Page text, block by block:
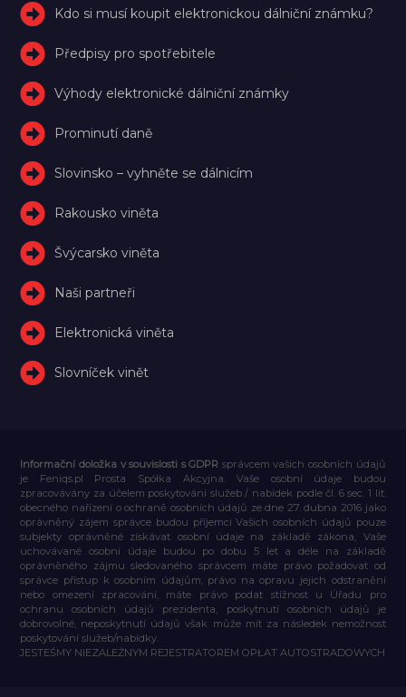
Kdo si musí koupit elektronickou dálniční známku?
Předpisy pro spotřebitele
Výhody elektronické dálniční známky
Prominutí daně
Slovinsko – vyhněte se dálnicím
Rakousko viněta
Švýcarsko viněta
Naši partneři
Elektronická viněta
Slovníček vinět
Informační doložka v souvislosti s GDPR správcem vašich osobních údajů
je Feniqs.pl Prosta Spółka Akcyjna. Vaše osobní údaje budou
zpracovávány za účelem poskytování služeb / nabídek podle čl. 6 sec. 1 lit.
obecného nařízení o ochraně osobních údajů ze dne 27. dubna 2016 jako
oprávněný zájem správce budou příjemci Vašich osobních údajů pouze
subjekty oprávněné získávat osobní údaje na základě zákona, Vaše
uchovávané osobní údaje budou po dobu 5 let a déle na základě
oprávněného zájmu sledovaného správcem máte právo požadovat od
správce přístup k osobním údajům, právo na opravu jejich odstranění
nebo omezení zpracování, máte právo podat stížnost u Úřadu pro
ochranu osobních údajů prezidenta, poskytnutí osobních údajů je
dobrovolné, neposkytnutí údajů však může mít za následek nemožnost
poskytování služeb/nabídky.
JESTEŚMY NIEZALEŻNYM REJESTRATOREM OPŁAT AUTOSTRADOWYCH